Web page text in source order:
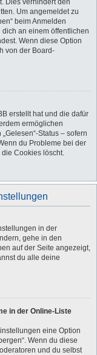
Dies verhindert den
Um angemeldet zu
beim Anmelden
an einem öffentlichen
Wenn diese Option
von der Board-
erstellt hat und die dafür
ermöglichen
Status – sofern
du Probleme bei der
Cookies löscht.
in der
gehe in den
auf der Seite angezeigt,
du alle deine
in der Online-Liste
eine Option
Wenn du diese
und du selbst